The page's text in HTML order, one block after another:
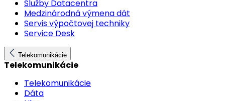
Služby Datacentra
Medzinárodná výmena dát
Servis výpočtovej techniky
Service Desk
Telekomunikácie
Telekomunikácie
Telekomunikácie
Dáta